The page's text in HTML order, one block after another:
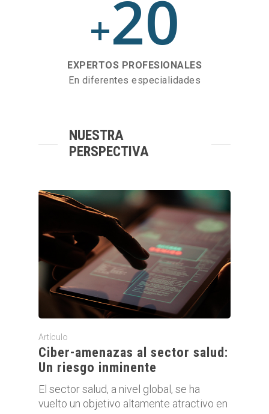
+20
EXPERTOS PROFESIONALES
En diferentes especialidades
NUESTRA
PERSPECTIVA
Artículo
Ciber-amenazas al sector salud:
Un riesgo inminente
El sector salud, a nivel global, se ha
vuelto un objetivo altamente atractivo en